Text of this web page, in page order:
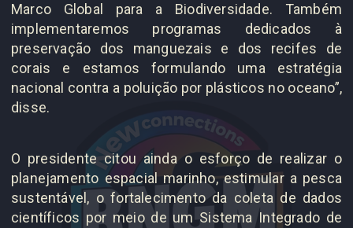
Marco Global para a Biodiversidade. Também
implementaremos programas dedicados à
preservação dos manguezais e dos recifes de
corais e estamos formulando uma estratégia
nacional contra a poluição por plásticos no oceano”,
disse.
O presidente citou ainda o esforço de realizar o
planejamento espacial marinho, estimular a pesca
sustentável, o fortalecimento da coleta de dados
científicos por meio de um Sistema Integrado de